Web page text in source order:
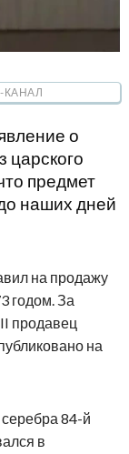
КАНАЛ
о
царского
предмет
наших дней
на продажу
годом. За
продавец
на
84-й
в